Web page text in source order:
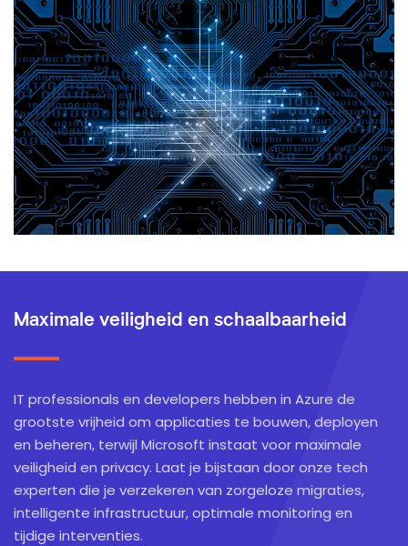
Maximale veiligheid en schaalbaarheid
IT professionals en developers hebben in Azure de
grootste vrijheid om applicaties te bouwen, deployen
en beheren, terwijl Microsoft instaat voor maximale
veiligheid en privacy. Laat je bijstaan door onze tech
experten die je verzekeren van zorgeloze migraties,
intelligente infrastructuur, optimale monitoring en
tijdige interventies.